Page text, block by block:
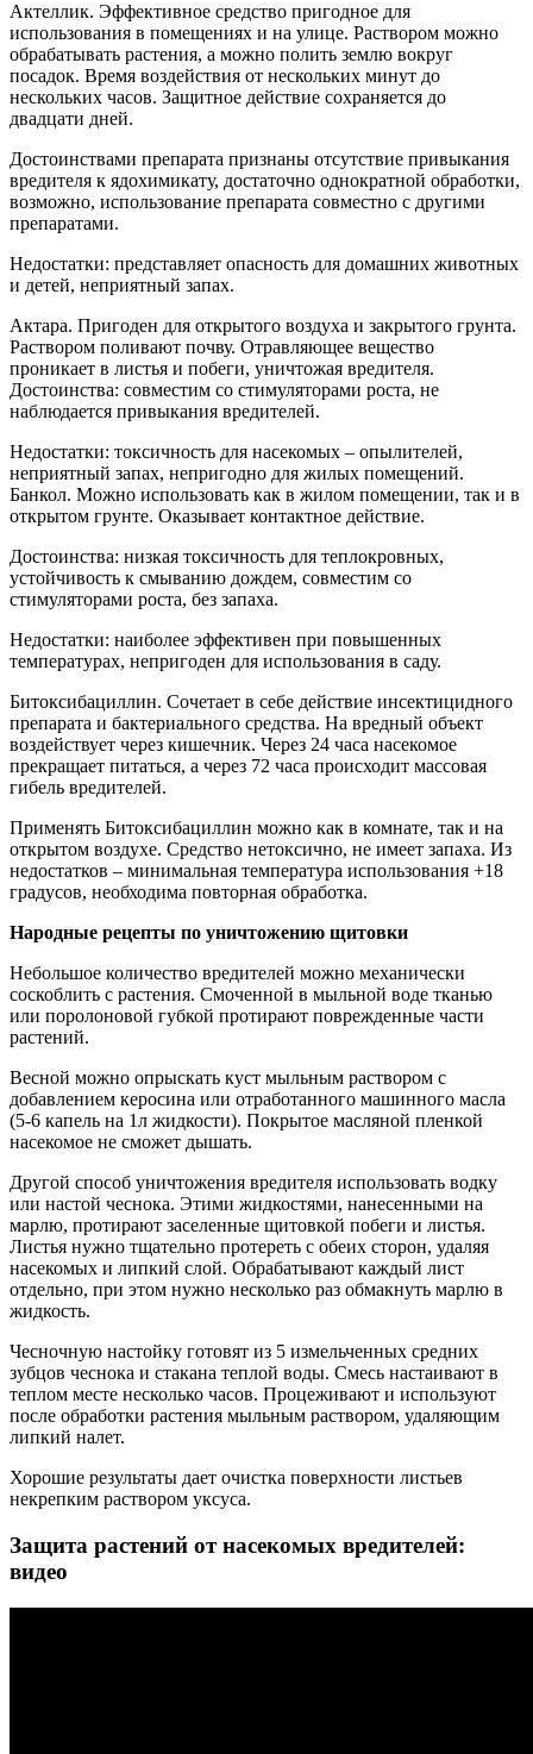
Актеллик. Эффективное средство пригодное для
использования в помещениях и на улице. Раствором можно
обрабатывать растения, а можно полить землю вокруг
посадок. Время воздействия от нескольких минут до
нескольких часов. Защитное действие сохраняется до
двадцати дней.
Достоинствами препарата признаны отсутствие привыкания
вредителя к ядохимикату, достаточно однократной обработки,
возможно, использование препарата совместно с другими
препаратами.
Недостатки: представляет опасность для домашних животных
и детей, неприятный запах.
Актара. Пригоден для открытого воздуха и закрытого грунта.
Раствором поливают почву. Отравляющее вещество
проникает в листья и побеги, уничтожая вредителя.
Достоинства: совместим со стимуляторами роста, не
наблюдается привыкания вредителей.
Недостатки: токсичность для насекомых – опылителей,
неприятный запах, непригодно для жилых помещений.
Банкол. Можно использовать как в жилом помещении, так и в
открытом грунте. Оказывает контактное действие.
Достоинства: низкая токсичность для теплокровных,
устойчивость к смыванию дождем, совместим со
стимуляторами роста, без запаха.
Недостатки: наиболее эффективен при повышенных
температурах, непригоден для использования в саду.
Битоксибациллин. Сочетает в себе действие инсектицидного
препарата и бактериального средства. На вредный объект
воздействует через кишечник. Через 24 часа насекомое
прекращает питаться, а через 72 часа происходит массовая
гибель вредителей.
Применять Битоксибациллин можно как в комнате, так и на
открытом воздухе. Средство нетоксично, не имеет запаха. Из
недостатков – минимальная температура использования +18
градусов, необходима повторная обработка.
Народные рецепты по уничтожению щитовки
Небольшое количество вредителей можно механически
соскоблить с растения. Смоченной в мыльной воде тканью
или поролоновой губкой протирают поврежденные части
растений.
Весной можно опрыскать куст мыльным раствором с
добавлением керосина или отработанного машинного масла
(5-6 капель на 1л жидкости). Покрытое масляной пленкой
насекомое не сможет дышать.
Другой способ уничтожения вредителя использовать водку
или настой чеснока. Этими жидкостями, нанесенными на
марлю, протирают заселенные щитовкой побеги и листья.
Листья нужно тщательно протереть с обеих сторон, удаляя
насекомых и липкий слой. Обрабатывают каждый лист
отдельно, при этом нужно несколько раз обмакнуть марлю в
жидкость.
Чесночную настойку готовят из 5 измельченных средних
зубцов чеснока и стакана теплой воды. Смесь настаивают в
теплом месте несколько часов. Процеживают и используют
после обработки растения мыльным раствором, удаляющим
липкий налет.
Хорошие результаты дает очистка поверхности листьев
некрепким раствором уксуса.
Защита растений от насекомых вредителей:
видео